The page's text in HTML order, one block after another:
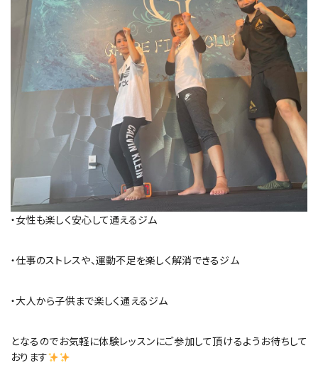
・女性も楽しく安心して通えるジム
・仕事のストレスや、運動不足を楽しく解消できるジム
・大人から子供まで楽しく通えるジム
となるのでお気軽に体験レッスンにご参加して頂けるようお待ちして
おります